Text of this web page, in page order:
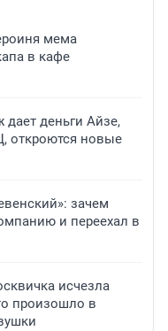
мема
в кафе
деньги Айзе,
откроются новые
зачем
и переехал в
исчезла
произошло в